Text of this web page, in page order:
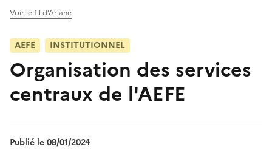
Voir le fil d’Ariane
AEFE INSTITUTIONNEL
Organisation des services
centraux de l'AEFE
Publié le 08/01/2024